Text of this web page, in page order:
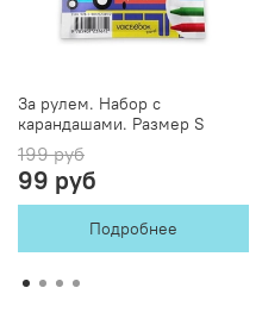
За рулем. Набор с
карандашами. Размер S
199 руб
99 руб
Подробнее